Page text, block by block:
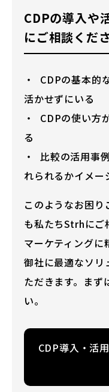
CDPの導入や
にご相談くだ
CDPの基本的
活かせずにいる
CDPの使い方
る
比較の活用事
れられるかイメー
このようなお困
も私たちStrhにご
マーケティングに
御社に最適なソリ
ただきます。まず
い。
CDP導入・活